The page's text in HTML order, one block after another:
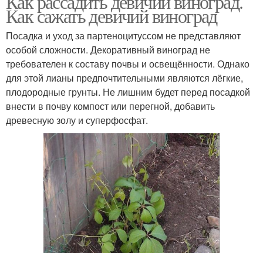
Как сажать девичий виноград
Посадка и уход за партеноцитуссом не представляют
особой сложности. Декоративный виноград не
требователен к составу почвы и освещённости. Однако
для этой лианы предпочтительными являются лёгкие,
плодородные грунты. Не лишним будет перед посадкой
внести в почву компост или перегной, добавить
древесную золу и суперфосфат.